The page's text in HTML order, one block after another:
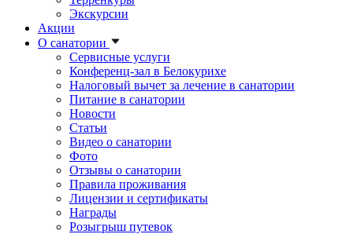
Экскурсии
Акции
О санатории
Сервисные услуги
Конференц-зал в Белокурихе
Налоговый вычет за лечение в санатории
Питание в санатории
Новости
Статьи
Видео о санатории
Фото
Отзывы о санатории
Правила проживания
Лицензии и сертификаты
Награды
Розыгрыш путевок